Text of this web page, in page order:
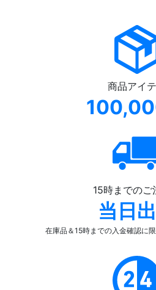
商品アイ
15時までのご
当日
在庫品＆15時までの入金確認に